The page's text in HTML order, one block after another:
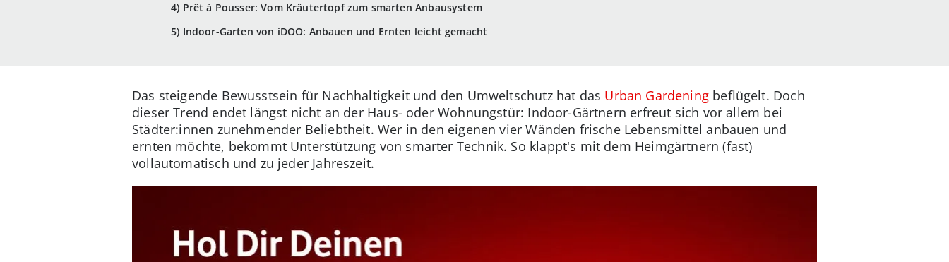
4) Prêt à Pousser: Vom Kräutertopf zum smarten Anbausystem
5) Indoor-Garten von iDOO: Anbauen und Ernten leicht gemacht
Das steigende Bewusstsein für Nachhaltigkeit und den Umweltschutz hat das Urban Gardening beflügelt. Doch
dieser Trend endet längst nicht an der Haus- oder Wohnungstür: Indoor-Gärtnern erfreut sich vor allem bei
Städter:innen zunehmender Beliebtheit. Wer in den eigenen vier Wänden frische Lebensmittel anbauen und
ernten möchte, bekommt Unterstützung von smarter Technik. So klappt's mit dem Heimgärtnern (fast)
vollautomatisch und zu jeder Jahreszeit.